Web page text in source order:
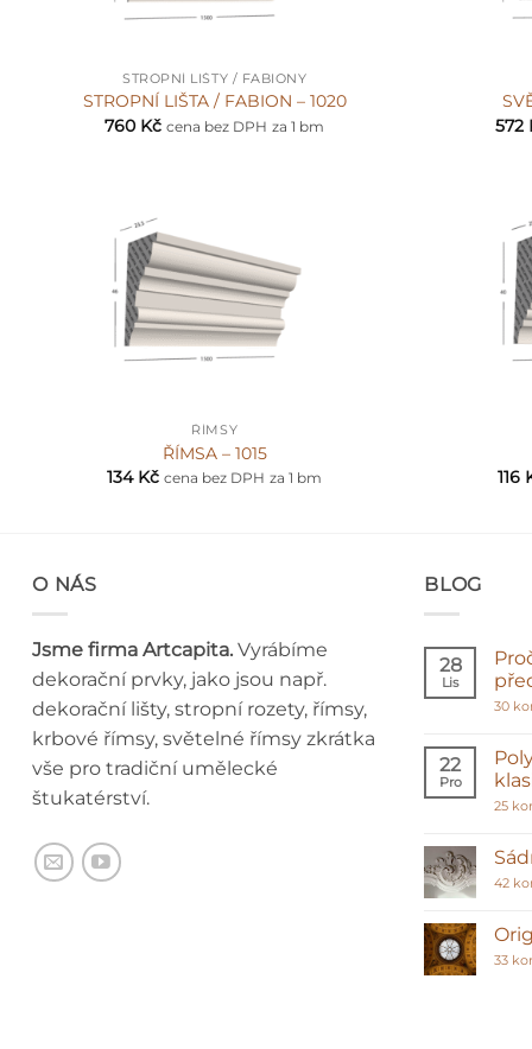
STROPNÍ LIŠTY / FABIONY
STROPNÍ LIŠTA / FABION – 1020
760 Kč cena bez DPH za 1 bm
572
ŘÍMSY
ŘÍMSA – 1015
134 Kč cena bez DPH za 1 bm
116
O NÁS
Jsme firma Artcapita. Vyrábíme
dekorační prvky, jako jsou např.
dekorační lišty, stropní rozety, římsy,
krbové římsy, světelné římsy zkrátka
vše pro tradiční umělecké
štukatérství.
BLOG
28
Lis
30
22
Pro
25
42
33